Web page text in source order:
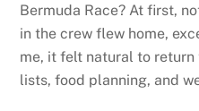
Bermuda Race? At first,
in the crew flew home,
me, it felt natural to return
lists, food planning, and